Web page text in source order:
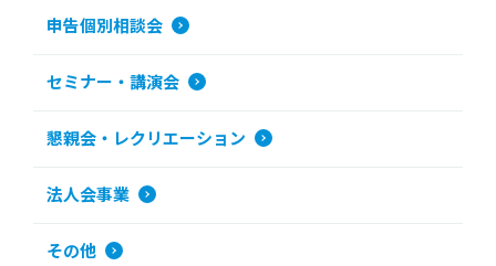
申告個別相談会
セミナー・講演会
懇親会・レクリエーション
法人会事業
その他